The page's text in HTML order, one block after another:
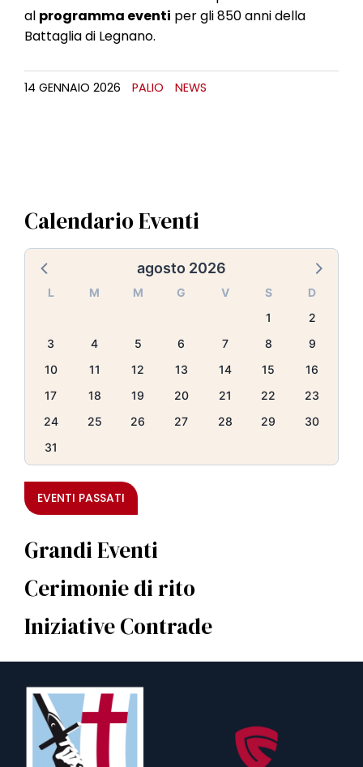
al programma eventi per gli 850 anni della
Battaglia di Legnano.
14 GENNAIO 2026 PALIO NEWS
Calendario Eventi
agosto 2026
L M M G V S
D
1
2
3
4 5 6 7 8
9
10
11 12 13 14 15
16
17
18 19 20 21 22
23
24
25 26 27 28 29
30
31
EVENTI PASSATI
Grandi Eventi
Cerimonie di rito
Iniziative Contrade